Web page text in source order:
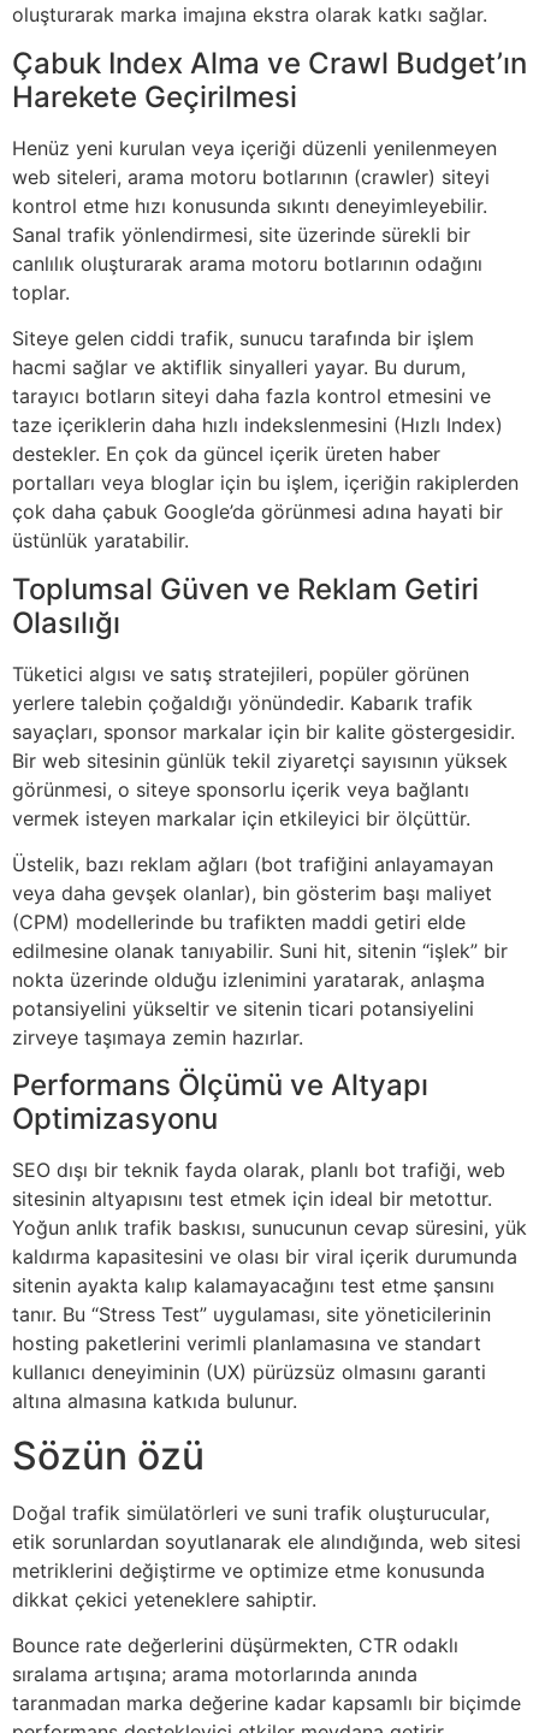
oluşturarak marka imajına ekstra olarak katkı sağlar.
Çabuk Index Alma ve Crawl Budget’ın
Harekete Geçirilmesi
Henüz yeni kurulan veya içeriği düzenli yenilenmeyen
web siteleri, arama motoru botlarının (crawler) siteyi
kontrol etme hızı konusunda sıkıntı deneyimleyebilir.
Sanal trafik yönlendirmesi, site üzerinde sürekli bir
canlılık oluşturarak arama motoru botlarının odağını
toplar.
Siteye gelen ciddi trafik, sunucu tarafında bir işlem
hacmi sağlar ve aktiflik sinyalleri yayar. Bu durum,
tarayıcı botların siteyi daha fazla kontrol etmesini ve
taze içeriklerin daha hızlı indekslenmesini (Hızlı Index)
destekler. En çok da güncel içerik üreten haber
portalları veya bloglar için bu işlem, içeriğin rakiplerden
çok daha çabuk Google’da görünmesi adına hayati bir
üstünlük yaratabilir.
Toplumsal Güven ve Reklam Getiri
Olasılığı
Tüketici algısı ve satış stratejileri, popüler görünen
yerlere talebin çoğaldığı yönündedir. Kabarık trafik
sayaçları, sponsor markalar için bir kalite göstergesidir.
Bir web sitesinin günlük tekil ziyaretçi sayısının yüksek
görünmesi, o siteye sponsorlu içerik veya bağlantı
vermek isteyen markalar için etkileyici bir ölçüttür.
Üstelik, bazı reklam ağları (bot trafiğini anlayamayan
veya daha gevşek olanlar), bin gösterim başı maliyet
(CPM) modellerinde bu trafikten maddi getiri elde
edilmesine olanak tanıyabilir. Suni hit, sitenin “işlek” bir
nokta üzerinde olduğu izlenimini yaratarak, anlaşma
potansiyelini yükseltir ve sitenin ticari potansiyelini
zirveye taşımaya zemin hazırlar.
Performans Ölçümü ve Altyapı
Optimizasyonu
SEO dışı bir teknik fayda olarak, planlı bot trafiği, web
sitesinin altyapısını test etmek için ideal bir metottur.
Yoğun anlık trafik baskısı, sunucunun cevap süresini, yük
kaldırma kapasitesini ve olası bir viral içerik durumunda
sitenin ayakta kalıp kalamayacağını test etme şansını
tanır. Bu “Stress Test” uygulaması, site yöneticilerinin
hosting paketlerini verimli planlamasına ve standart
kullanıcı deneyiminin (UX) pürüzsüz olmasını garanti
altına almasına katkıda bulunur.
Sözün özü
Doğal trafik simülatörleri ve suni trafik oluşturucular,
etik sorunlardan soyutlanarak ele alındığında, web sitesi
metriklerini değiştirme ve optimize etme konusunda
dikkat çekici yeteneklere sahiptir.
Bounce rate değerlerini düşürmekten, CTR odaklı
sıralama artışına; arama motorlarında anında
taranmadan marka değerine kadar kapsamlı bir biçimde